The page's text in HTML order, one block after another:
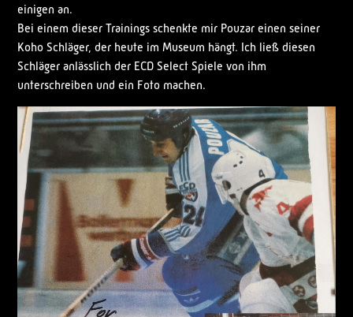
einigen an.
Bei einem dieser Trainings schenkte mir Pouzar einen seiner
Koho Schläger, der heute im Museum hängt. Ich ließ diesen
Schläger anlässlich der ECD Select Spiele von ihm
unterschreiben und ein Foto machen.